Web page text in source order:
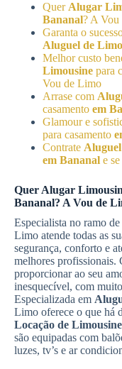
Quer Alugar
Bananal? A Vou
Garanta o
Aluguel de
Melhor custo
Limousine para
Vou de Limo
Arrase com
casamento em
Glamour e
para casamento
Contrate
em Bananal e
Quer Alugar
Bananal? A Vou de
Especialista no ramo
Limo atende todas as
segurança, conforto e
melhores
proporcionar ao seu
inesquecível, com
Especializada em
Limo oferece o que há
Locação de Limousine
são equipadas com
luzes, tv’s e ar